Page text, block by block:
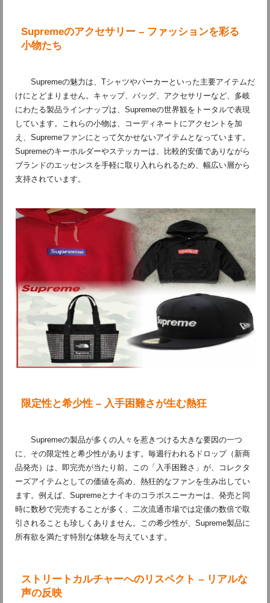
Supremeのアクセサリー – ファッションを彩る
小物たち
Supremeの魅力は、Tシャツやパーカーといった主要アイテムだ
けにとどまりません。キャップ、バッグ、アクセサリーなど、多岐
にわたる製品ラインナップは、Supremeの世界観をトータルで表現
しています。これらの小物は、コーディネートにアクセントを加
え、Supremeファンにとって欠かせないアイテムとなっています。
Supremeのキーホルダーやステッカーは、比較的安価でありながら
ブランドのエッセンスを手軽に取り入れられるため、幅広い層から
支持されています。
限定性と希少性 – 入手困難さが生む熱狂
Supremeの製品が多くの人々を惹きつける大きな要因の一つ
に、その限定性と希少性があります。毎週行われるドロップ（新商
品発売）は、即完売が当たり前。この「入手困難さ」が、コレクタ
ーズアイテムとしての価値を高め、熱狂的なファンを生み出してい
ます。例えば、Supremeとナイキのコラボスニーカーは、発売と同
時に数秒で完売することが多く、二次流通市場では定価の数倍で取
引されることも珍しくありません。この希少性が、Supreme製品に
所有欲を満たす特別な体験を与えています。
ストリートカルチャーへのリスペクト – リアルな
声の反映